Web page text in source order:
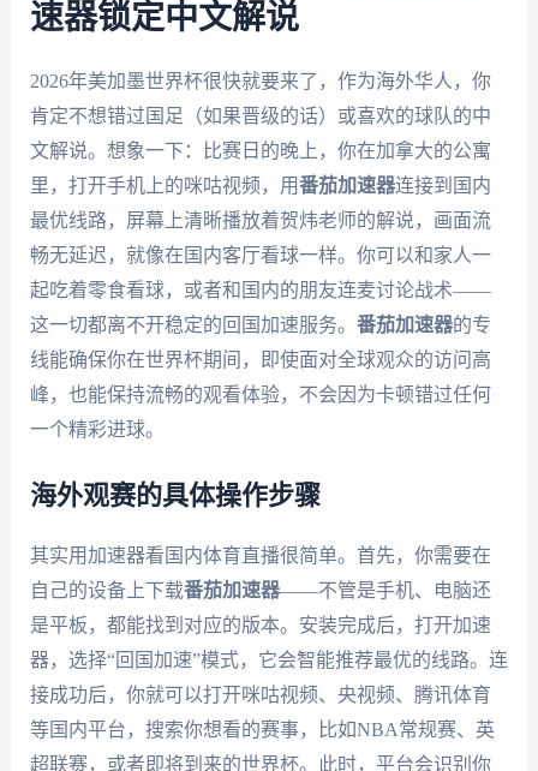
速器锁定中文解说
2026年美加墨世界杯很快就要来了，作为海外华人，你
肯定不想错过国足（如果晋级的话）或喜欢的球队的中
文解说。想象一下：比赛日的晚上，你在加拿大的公寓
里，打开手机上的咪咕视频，用番茄加速器连接到国内
最优线路，屏幕上清晰播放着贺炜老师的解说，画面流
畅无延迟，就像在国内客厅看球一样。你可以和家人一
起吃着零食看球，或者和国内的朋友连麦讨论战术——
这一切都离不开稳定的回国加速服务。 番茄加速器的专
线能确保你在世界杯期间，即使面对全球观众的访问高
峰，也能保持流畅的观看体验，不会因为卡顿错过任何
一个精彩进球。
海外观赛的具体操作步骤
其实用加速器看国内体育直播很简单。首先，你需要在
自己的设备上下载番茄加速器——不管是手机、电脑还
是平板，都能找到对应的版本。安装完成后，打开加速
器，选择“回国加速”模式，它会智能推荐最优的线路。连
接成功后，你就可以打开咪咕视频、央视频、腾讯体育
等国内平台，搜索你想看的赛事，比如NBA常规赛、英
超联赛，或者即将到来的世界杯。此时，平台会识别你